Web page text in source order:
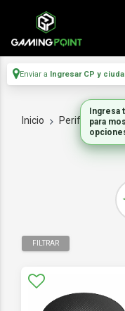
Enviar a Ingresar CP y
Inicio Perifericos
FILTRAR